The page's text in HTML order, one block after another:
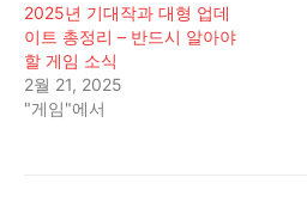
2025년 기대작과 대형 업데
이트 총정리 – 반드시 알아야
할 게임 소식
2월 21, 2025
"게임"에서